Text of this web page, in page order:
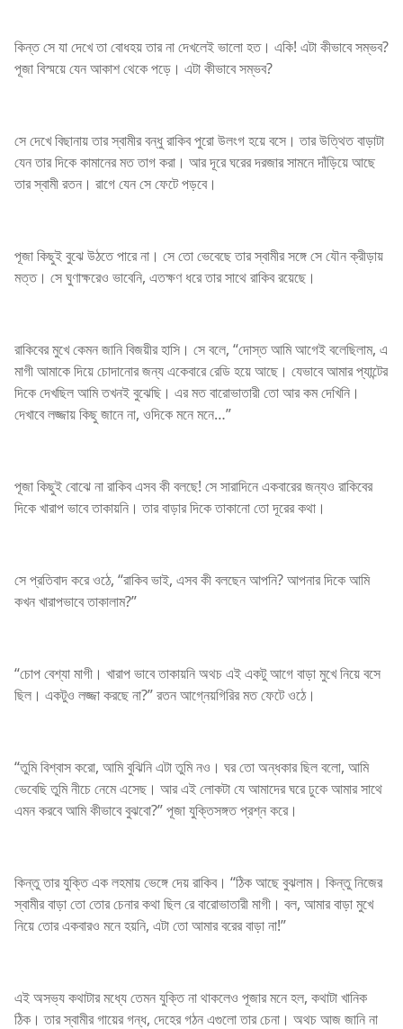
কিন্ত সে যা দেখে তা বোধহয় তার না দেখলেই ভালো হত। একি! এটা কীভাবে সম্ভব?
পূজা বিস্ময়ে যেন আকাশ থেকে পড়ে। এটা কীভাবে সম্ভব?
সে দেখে বিছানায় তার স্বামীর বন্ধু রাকিব পুরো উলংগ হয়ে বসে। তার উত্থিত বাড়াটা
যেন তার দিকে কামানের মত তাগ করা। আর দূরে ঘরের দরজার সামনে দাঁড়িয়ে আছে
তার স্বামী রতন। রাগে যেন সে ফেটে পড়বে।
পূজা কিছুই বুঝে উঠতে পারে না। সে তো ভেবেছে তার স্বামীর সঙ্গে সে যৌন ক্রীড়ায়
মত্ত। সে ঘুণাক্ষরেও ভাবেনি, এতক্ষণ ধরে তার সাথে রাকিব রয়েছে।
রাকিবের মুখে কেমন জানি বিজয়ীর হাসি। সে বলে, “দোস্ত আমি আগেই বলেছিলাম, এ
মাগী আমাকে দিয়ে চোদানোর জন্য একেবারে রেডি হয়ে আছে। যেভাবে আমার প্যান্টের
দিকে দেখছিল আমি তখনই বুঝেছি। এর মত বারোভাতারী তো আর কম দেখিনি।
দেখাবে লজ্জায় কিছু জানে না, ওদিকে মনে মনে…”
পূজা কিছুই বোঝে না রাকিব এসব কী বলছে! সে সারাদিনে একবারের জন্যও রাকিবের
দিকে খারাপ ভাবে তাকায়নি। তার বাড়ার দিকে তাকানো তো দূরের কথা।
সে প্রতিবাদ করে ওঠে, “রাকিব ভাই, এসব কী বলছেন আপনি? আপনার দিকে আমি
কখন খারাপভাবে তাকালাম?”
“চোপ বেশ্যা মাগী। খারাপ ভাবে তাকায়নি অথচ এই একটু আগে বাড়া মুখে নিয়ে বসে
ছিল। একটুও লজ্জা করছে না?” রতন আগ্নেয়গিরির মত ফেটে ওঠে।
“তুমি বিশ্বাস করো, আমি বুঝিনি এটা তুমি নও। ঘর তো অন্ধকার ছিল বলো, আমি
ভেবেছি তুমি নীচে নেমে এসেছ। আর এই লোকটা যে আমাদের ঘরে ঢুকে আমার সাথে
এমন করবে আমি কীভাবে বুঝবো?” পূজা যুক্তিসঙ্গত প্রশ্ন করে।
কিন্তু তার যুক্তি এক লহমায় ভেঙ্গে দেয় রাকিব। “ঠিক আছে বুঝলাম। কিন্তু নিজের
স্বামীর বাড়া তো তোর চেনার কথা ছিল রে বারোভাতারী মাগী। বল, আমার বাড়া মুখে
নিয়ে তোর একবারও মনে হয়নি, এটা তো আমার বরের বাড়া না!”
এই অসভ্য কথাটার মধ্যে তেমন যুক্তি না থাকলেও পূজার মনে হল, কথাটা খানিক
ঠিক। তার স্বামীর গায়ের গন্ধ, দেহের গঠন এগুলো তার চেনা। অথচ আজ জানি না